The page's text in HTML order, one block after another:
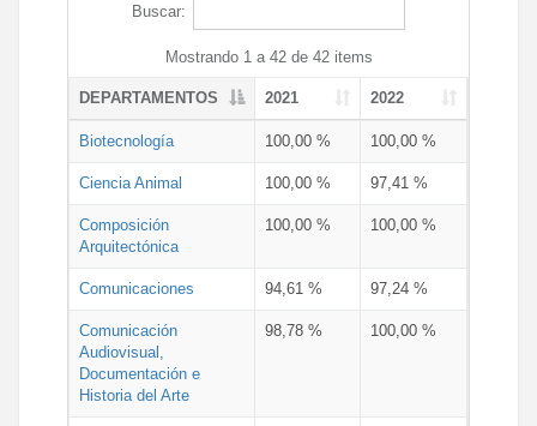
Buscar:
Mostrando 1 a 42 de 42 items
DEPARTAMENTOS 2021 2022
Biotecnología 100,00 % 100,00 %
Ciencia Animal 100,00 % 97,41 %
Composición
Arquitectónica
100,00 % 100,00 %
Comunicaciones 94,61 % 97,24 %
Comunicación
Audiovisual,
Documentación e
Historia del Arte
98,78 % 100,00 %